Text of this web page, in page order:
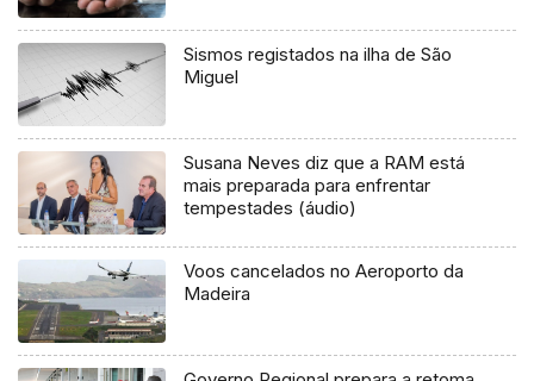
Sismos registados na ilha de São
Miguel
Susana Neves diz que a RAM está
mais preparada para enfrentar
tempestades (áudio)
Voos cancelados no Aeroporto da
Madeira